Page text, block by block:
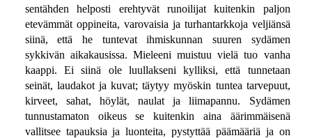
sentähden helposti erehtyvät runoilijat kuitenkin paljon
etevämmät oppineita, varovaisia ja turhantarkkoja veljiänsä
siinä, että he tuntevat ihmiskunnan suuren sydämen
sykkivän aikakausissa. Mieleeni muistuu vielä tuo vanha
kaappi. Ei siinä ole luullakseni kylliksi, että tunnetaan
seinät, laudakot ja kuvat; täytyy myöskin tuntea tarvepuut,
kirveet, sahat, höylät, naulat ja liimapannu. Sydämen
tunnustamaton oikeus se kuitenkin aina äärimmäisenä
vallitsee tapauksia ja luonteita, pystyttää päämääriä ja on